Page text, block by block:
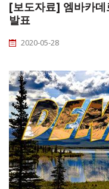
[보도자료] 엠바카
발표
2020-05-28